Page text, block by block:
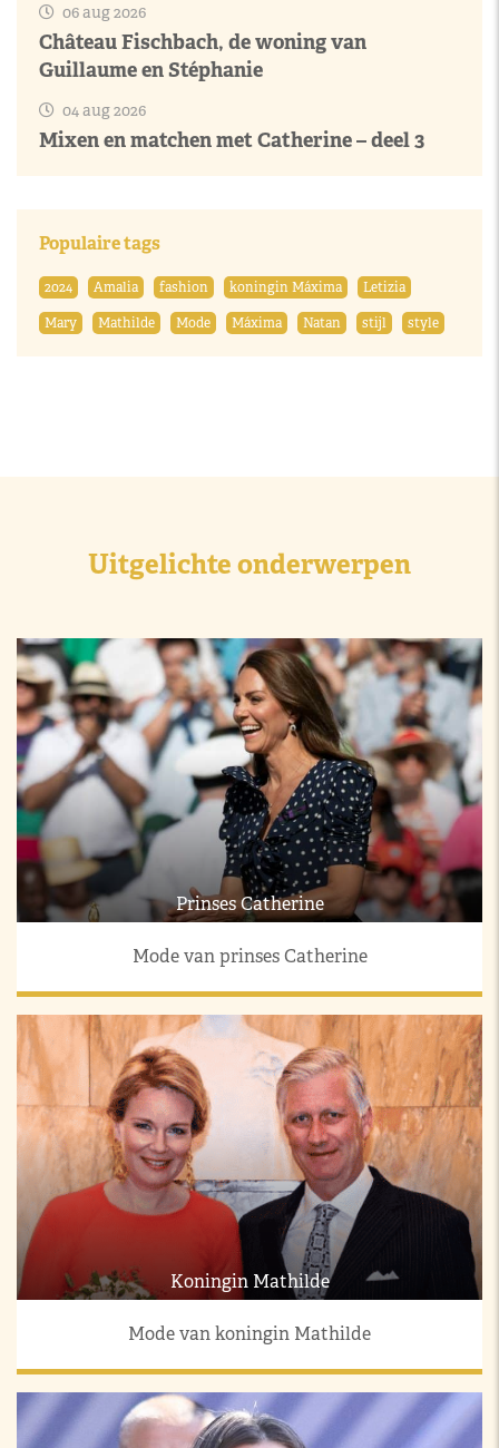
06 aug 2026
Château Fischbach, de woning van
Guillaume en Stéphanie
04 aug 2026
Mixen en matchen met Catherine – deel 3
Populaire tags
2024 Amalia fashion koningin Máxima
Letizia
Mary
Mathilde Mode Máxima Natan stijl style
Uitgelichte onderwerpen
Prinses Catherine
Mode van prinses Catherine
Koningin Mathilde
Mode van koningin Mathilde